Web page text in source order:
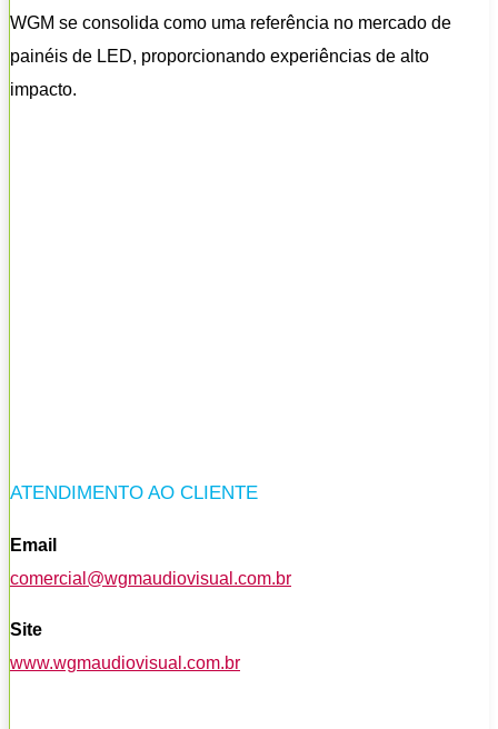
WGM se consolida como uma referência no mercado de
painéis de LED, proporcionando experiências de alto
impacto.
ATENDIMENTO AO CLIENTE
Email
comercial@wgmaudiovisual.com.br
Site
www.wgmaudiovisual.com.br